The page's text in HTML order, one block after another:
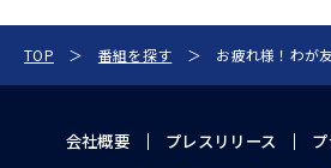
TOP 番組を探す お疲れ様！わが
会社概要 プレスリリース